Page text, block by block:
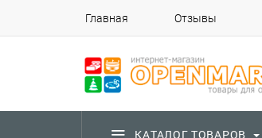
Главная Отзывы
КАТАЛОГ ТОВАРОВ